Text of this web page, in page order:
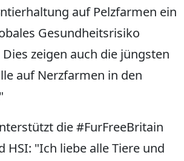
auf Pelzfarmen ein
Gesundheitsrisiko
zeigen auch die jüngsten
auf Nerzfarmen in den
die #FurFreeBritain
HSI: "Ich liebe alle Tiere und